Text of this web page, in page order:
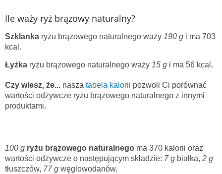
Ile waży ryż brązowy naturalny?
Szklanka ryżu brązowego naturalnego waży 190 g i ma 703
kcal.
Łyżka ryżu brązowego naturalnego waży 15 g i ma 56 kcal.
Czy wiesz, że... nasza tabela kalorii pozwoli Ci porównać
wartości odżywcze ryżu brązowego naturalnego z innymi
produktami.
100 g ryżu brązowego naturalnego ma 370 kalorii oraz
wartości odżywcze o następującym składzie: 7 g białka, 2 g
tłuszczów, 77 g węglowodanów.